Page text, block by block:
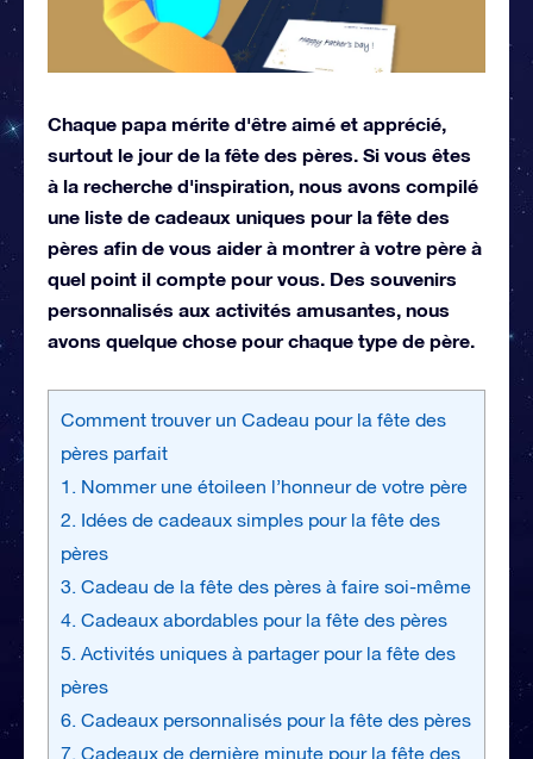
Chaque papa mérite d'être aimé et apprécié,
surtout le jour de la fête des pères. Si vous êtes
à la recherche d'inspiration, nous avons compilé
une liste de cadeaux uniques pour la fête des
pères afin de vous aider à montrer à votre père à
quel point il compte pour vous. Des souvenirs
personnalisés aux activités amusantes, nous
avons quelque chose pour chaque type de père.
Comment trouver un Cadeau pour la fête des
pères parfait
1. Nommer une étoileen l’honneur de votre père
2. Idées de cadeaux simples pour la fête des
pères
3. Cadeau de la fête des pères à faire soi-même
4. Cadeaux abordables pour la fête des pères
5. Activités uniques à partager pour la fête des
pères
6. Cadeaux personnalisés pour la fête des pères
7. Cadeaux de dernière minute pour la fête des